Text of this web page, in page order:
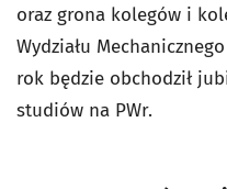
oraz grona kolegów i
Wydziału
rok będzie obchodził
studiów na PWr.